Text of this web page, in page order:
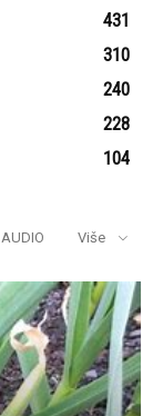
431
310
240
228
104
AUDIO Više